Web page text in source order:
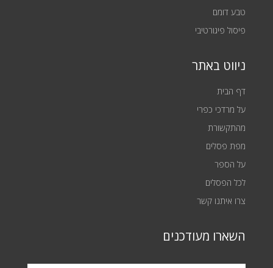
טבע דומם
פיסול פיגורטיבי
ניווט באתר
דף הבית
על מרדכי כפרי
מהתקשורת
מפת פסלים
על הספר
לכל הפסלים
צרו איתנו קשר
השארו מעודכנים